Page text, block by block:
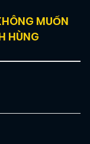
MUỐN
HÙNG